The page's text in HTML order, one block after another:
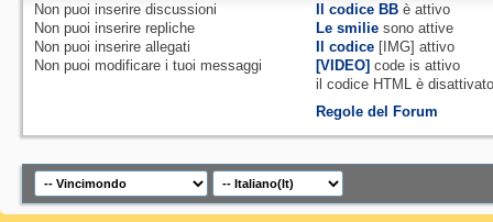
Non puoi inserire discussioni
Non puoi inserire repliche
Non puoi inserire allegati
Non puoi modificare i tuoi messaggi
Il codice BB èattivo
Le smilie sono attive
Il codice [IMG]attivo
[VIDEO] code isattivo
il codice HTML è
Regole del Forum